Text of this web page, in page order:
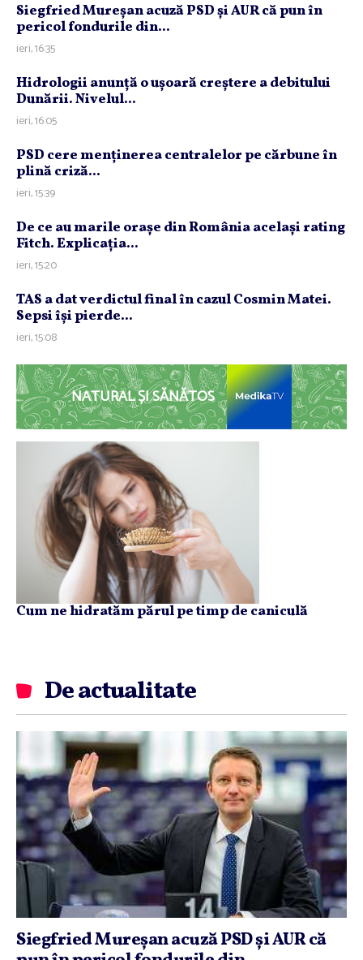
Siegfried Mureşan acuză PSD şi AUR că pun în
pericol fondurile din...
ieri, 16:35
Hidrologii anunţă o uşoară creştere a debitului
Dunării. Nivelul...
ieri, 16:05
PSD cere menţinerea centralelor pe cărbune în
plină criză...
ieri, 15:39
De ce au marile oraşe din România acelaşi rating
Fitch. Explicaţia...
ieri, 15:20
TAS a dat verdictul final în cazul Cosmin Matei.
Sepsi îşi pierde...
ieri, 15:08
NATURAL ȘI SĂNĂTOS
Cum ne hidratăm părul pe timp de caniculă
De actualitate
Siegfried Mureşan acuză PSD şi AUR că